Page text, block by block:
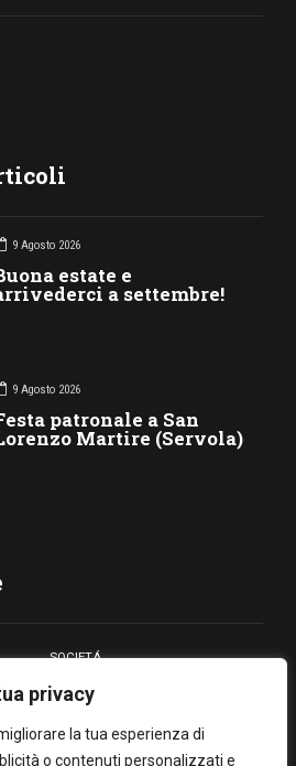
privacy
la tua esperienza di
o contenuti personalizzati e
9 Agosto 2026
estate e
a settembre!
9 Agosto 2026
patronale a San
Martire (Servola)
SOCIETÁ
GIUBILEO
MEDIA